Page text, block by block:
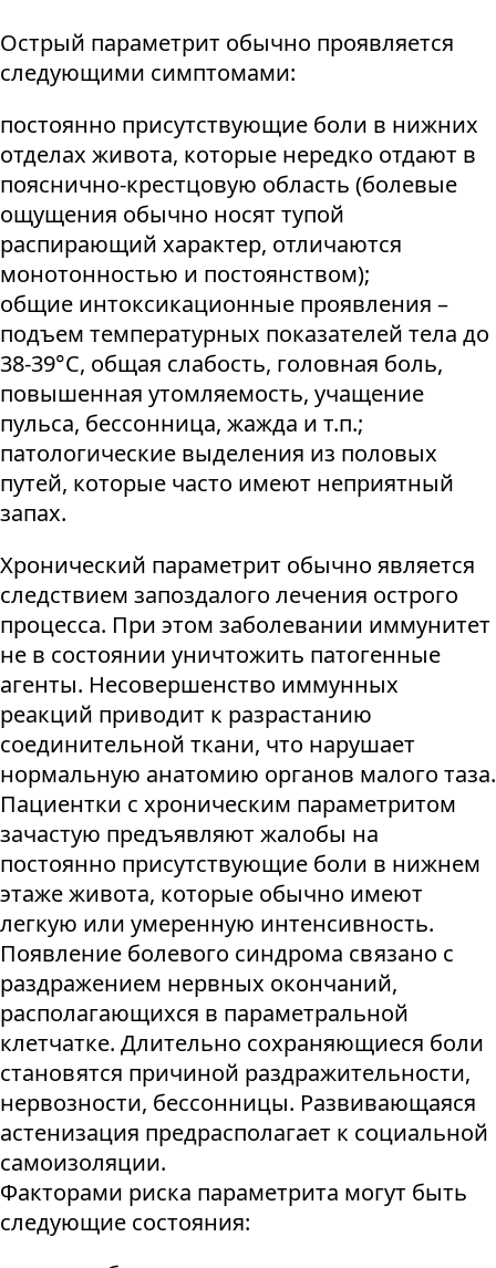
Острый параметрит обычно проявляется
следующими симптомами:
постоянно присутствующие боли в нижних
отделах живота, которые нередко отдают в
пояснично-крестцовую область (болевые
ощущения обычно носят тупой
распирающий характер, отличаются
монотонностью и постоянством);
общие интоксикационные проявления –
подъем температурных показателей тела до
38-39°С, общая слабость, головная боль,
повышенная утомляемость, учащение
пульса, бессонница, жажда и т.п.;
патологические выделения из половых
путей, которые часто имеют неприятный
запах.
Хронический параметрит обычно является
следствием запоздалого лечения острого
процесса. При этом заболевании иммунитет
не в состоянии уничтожить патогенные
агенты. Несовершенство иммунных
реакций приводит к разрастанию
соединительной ткани, что нарушает
нормальную анатомию органов малого таза.
Пациентки с хроническим параметритом
зачастую предъявляют жалобы на
постоянно присутствующие боли в нижнем
этаже живота, которые обычно имеют
легкую или умеренную интенсивность.
Появление болевого синдрома связано с
раздражением нервных окончаний,
располагающихся в параметральной
клетчатке. Длительно сохраняющиеся боли
становятся причиной раздражительности,
нервозности, бессонницы. Развивающаяся
астенизация предрасполагает к социальной
самоизоляции.
Факторами риска параметрита могут быть
следующие состояния: